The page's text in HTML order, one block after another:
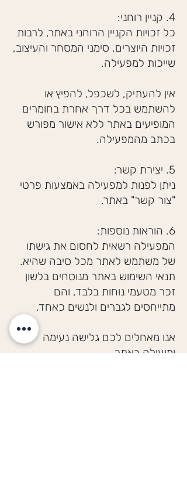
4. קניין רוחני:
כל זכויות הקניין הרוחני באתר, לרבות
זכויות היוצרים, סימני המסחר והעיצוב,
שייכות למפעילה.
אין להעתיק, לשכפל, להפיץ או
להשתמש בכל דרך אחרת בחומרים
המופיעים באתר ללא אישור מפורש
בכתב מהמפעילה.
5. יצירת קשר:
ניתן לפנות למפעילה באמצעות פרטי
"צור קשר" באתר.
6. הוראות נוספות:
המפעילה רשאית לחסום את גישתו
של משתמש לאתר מכל סיבה שהיא.
תנאי השימוש באתר מנוסחים בלשון
זכר מטעמי נוחות בלבד, והם
מתייחסים לגברים ולנשים כאחד.
אנו מאחלים לכם גלישה נעימה
ומועילה באתר.